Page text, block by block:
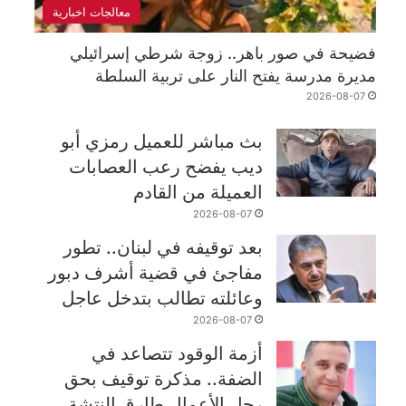
معالجات اخبارية
فضيحة في صور باهر.. زوجة شرطي إسرائيلي
مديرة مدرسة يفتح النار على تربية السلطة
2026-08-07
بث مباشر للعميل رمزي أبو
ديب يفضح رعب العصابات
العميلة من القادم
2026-08-07
بعد توقيفه في لبنان.. تطور
مفاجئ في قضية أشرف دبور
وعائلته تطالب بتدخل عاجل
2026-08-07
أزمة الوقود تتصاعد في
الضفة.. مذكرة توقيف بحق